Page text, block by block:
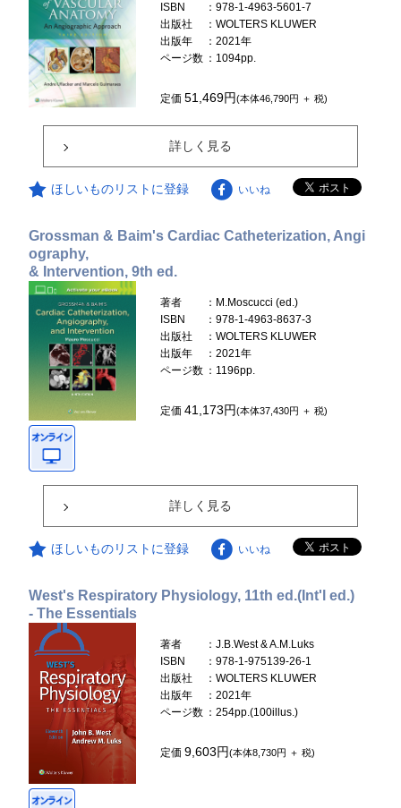
ISBN
：978-1-4963-5601-7
出版社
：WOLTERS KLUWER
出版年
：2021年
ページ数 ：1094pp.
定価51,469円(本体46,790円 ＋ 税)
詳しく見る
ほしいものリストに登録 いいね
Grossman & Baim's Cardiac Catheterization, Angi
ography,
& Intervention, 9th ed.
著者
：M.Moscucci (ed.)
ISBN
：978-1-4963-8637-3
出版社
：WOLTERS KLUWER
出版年
：2021年
ページ数 ：1196pp.
定価41,173円(本体37,430円 ＋ 税)
詳しく見る
ほしいものリストに登録 いいね
West's Respiratory Physiology, 11th ed.(Int'l ed.)
- The Essentials
著者
：J.B.West & A.M.Luks
ISBN
：978-1-975139-26-1
出版社
：WOLTERS KLUWER
出版年
：2021年
ページ数 ：254pp.(100illus.)
定価9,603円(本体8,730円 ＋ 税)